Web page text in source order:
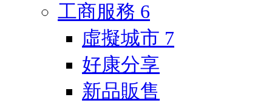
工商服務 6
虛擬城市 7
好康分享
新品販售